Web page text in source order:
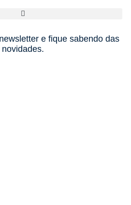
e fique sabendo das
novidades.